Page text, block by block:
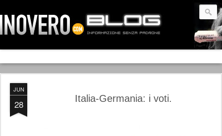
JUN
28 Italia-Germania: i voti.